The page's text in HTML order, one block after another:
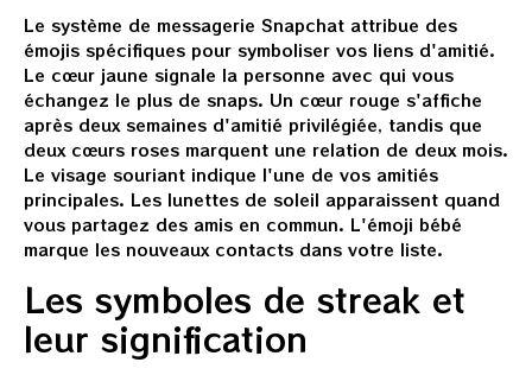
Le système de messagerie Snapchat attribue des
émojis spécifiques pour symboliser vos liens d'amitié.
Le cœur jaune signale la personne avec qui vous
échangez le plus de snaps. Un cœur rouge s'affiche
après deux semaines d'amitié privilégiée, tandis que
deux cœurs roses marquent une relation de deux mois.
Le visage souriant indique l'une de vos amitiés
principales. Les lunettes de soleil apparaissent quand
vous partagez des amis en commun. L'émoji bébé
marque les nouveaux contacts dans votre liste.
Les symboles de streak et
leur signification